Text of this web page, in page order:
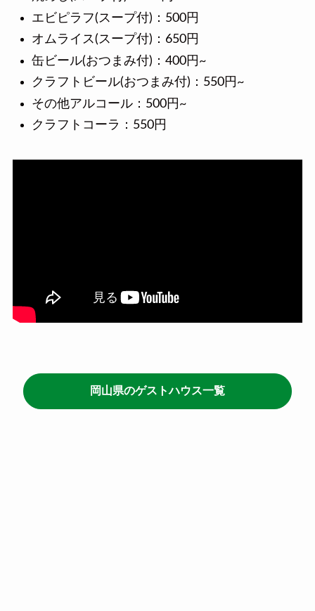
エビピラフ(スープ付)：500円
オムライス(スープ付)：650円
缶ビール(おつまみ付)：400円~
クラフトビール(おつまみ付)：550円~
その他アルコール：500円~
クラフトコーラ：550円
岡山県のゲストハウス一覧